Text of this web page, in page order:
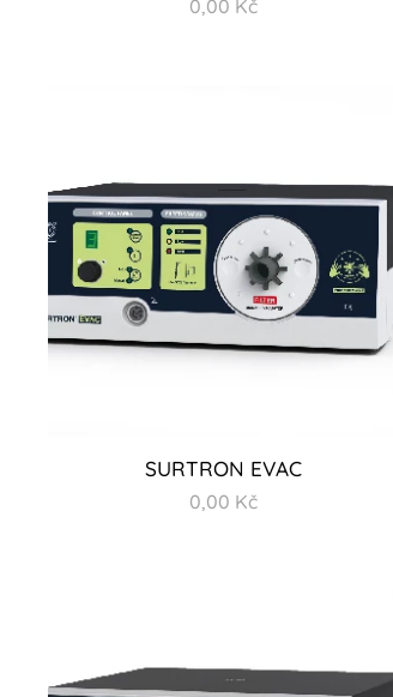
0,00 Kč
SURTRON EVAC
0,00 Kč